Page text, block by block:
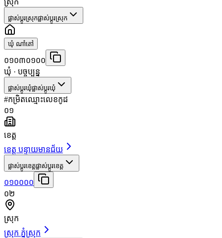
ស្រុក
ផ្លាស់ប្តូរស្រុកផ្លាស់ប្តូរស្រុក
ឃុំ ណាំតៅ
០១០៣០១០០
ឃុំ · បច្ចុប្បន្ន
ផ្លាស់ប្តូរឃុំផ្លាស់ប្តូរឃុំ
#កម្រិតឈ្មោះលេខកូដ
០១
ខេត្ត
ខេត្ត បន្ទាយមានជ័យ
ផ្លាស់ប្តូរខេត្តផ្លាស់ប្តូរខេត្ត
០១០០០០
០២
ស្រុក
ស្រុក ភ្នំស្រុក